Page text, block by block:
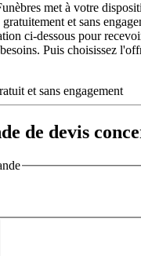
met à votre
et sans
ci-dessous pour
Puis choisissez
et sans engagement
de devis